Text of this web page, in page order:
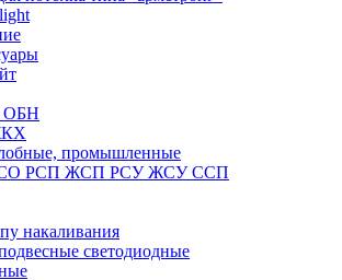
ОБН
промышленные
РСП ЖСП РСУ ЖСУ ССП
накаливания
светодиодные